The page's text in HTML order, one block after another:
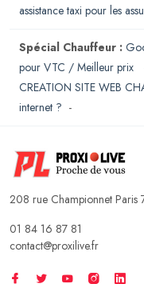
assistance taxi pour les
Spécial Chauffeur :
pour VTC / Meilleur prix
CREATION SITE WEB
internet ? -
208 rue Championnet Paris
01 84 16 87 81
contact@proxilive.fr